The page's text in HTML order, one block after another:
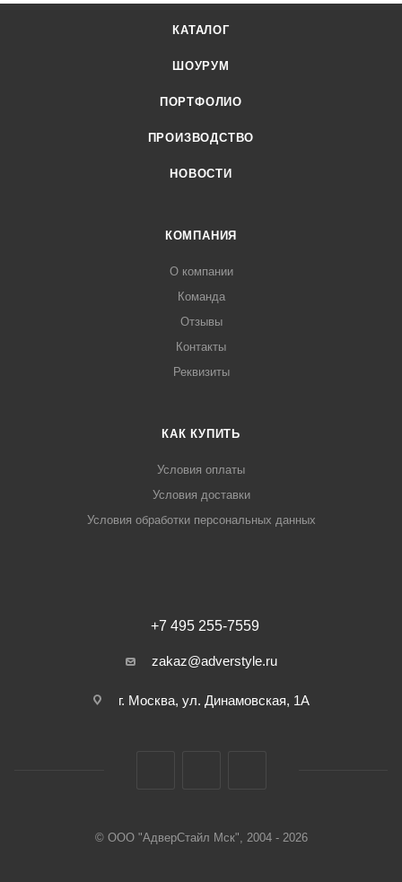
КАТАЛОГ
ШОУРУМ
ПОРТФОЛИО
ПРОИЗВОДСТВО
НОВОСТИ
КОМПАНИЯ
О компании
Команда
Отзывы
Контакты
Реквизиты
КАК КУПИТЬ
Условия оплаты
Условия доставки
Условия обработки персональных данных
+7 495 255-7559
zakaz@adverstyle.ru
г. Москва, ул. Динамовская, 1А
© ООО "АдверСтайл Мск", 2004 - 2026